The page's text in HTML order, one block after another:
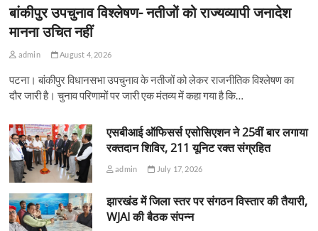
बांकीपुर उपचुनाव विश्लेषण- नतीजों को राज्यव्यापी जनादेश
मानना उचित नहीं
admin August 4, 2026
पटना। बांकीपुर विधानसभा उपचुनाव के नतीजों को लेकर राजनीतिक विश्लेषण का
दौर जारी है। चुनाव परिणामों पर जारी एक मंतव्य में कहा गया है कि…
एसबीआई ऑफिसर्स एसोसिएशन ने 25वीं बार लगाया
रक्तदान शिविर, 211 यूनिट रक्त संग्रहित
admin July 17, 2026
झारखंड में जिला स्तर पर संगठन विस्तार की तैयारी,
WJAI की बैठक संपन्न